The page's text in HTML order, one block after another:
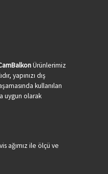
Ürünlerimiz
yapınızı dış
kullanılan
uygun olarak
ağımız ile ölçü ve